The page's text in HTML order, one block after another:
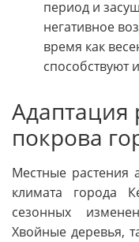
период и
негативное
время как
способствуют
Адаптация
покрова
Местные растения
климата города
сезонных
Хвойные деревья,